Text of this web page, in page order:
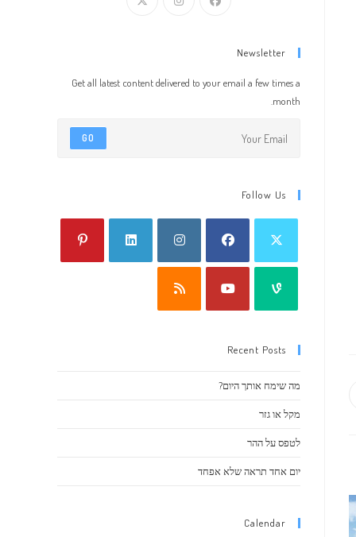
Newsletter
Get all latest content delivered to your email a few times a
month.
GO
Follow Us
Recent Posts
מה שימח אותך היום?
מקל או גזר
לטפס על ההר
יום אחד תראה שלא אפחד
Calendar